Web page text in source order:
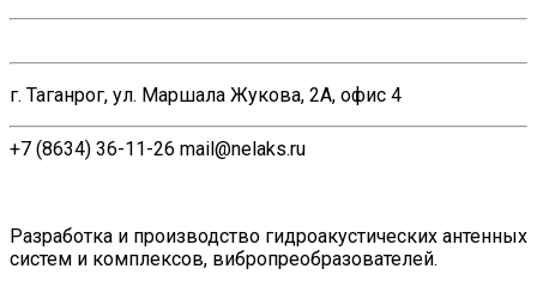
г. Таганрог, ул. Маршала Жукова, 2А, офис 4
+7 (8634) 36-11-26 mail@nelaks.ru
Разработка и производство гидроакустических антенных
систем и комплексов, вибропреобразователей.